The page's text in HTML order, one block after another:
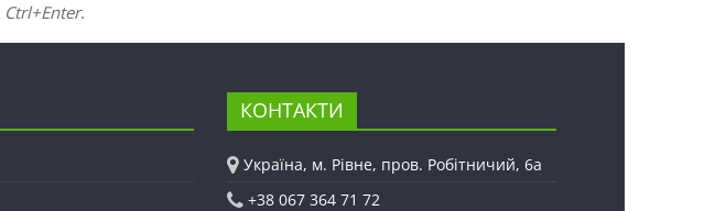
Ctrl+Enter.
КОНТАКТИ
Україна, м. Рівне, пров. Робітничий, 6а
+38 067 364 71 72